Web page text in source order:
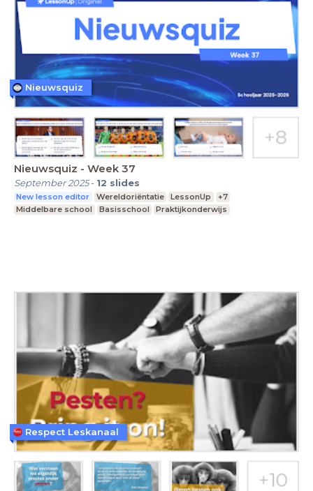
Nieuwsquiz - Week 37
September 2025- 12 slides
New lesson editor Wereldoriëntatie LessonUp
+7
Middelbare school
Basisschool Praktijkonderwijs
Nieuwsquiz
Respect Leskanaal